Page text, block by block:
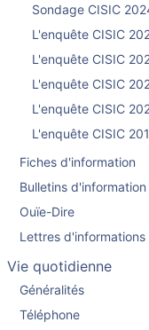
Sondage CISIC
L'enquête CISIC
L'enquête CISIC
L'enquête CISIC
L'enquête CISIC
L'enquête CISIC
Fiches d'information
Bulletins d'information
Ouïe-Dire
Lettres d'informations
Vie quotidienne
Généralités
Téléphone